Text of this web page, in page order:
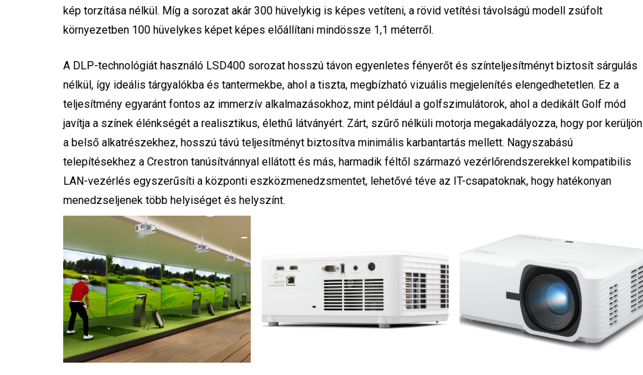
kép torzítása nélkül. Míg a sorozat akár 300 hüvelykig is képes vetíteni, a rövid vetítési távolságú modell zsúfolt
környezetben 100 hüvelykes képet képes előállítani mindössze 1,1 méterről.
A DLP-technológiát használó LSD400 sorozat hosszú távon egyenletes fényerőt és színteljesítményt biztosít sárgulás
nélkül, így ideális tárgyalókba és tantermekbe, ahol a tiszta, megbízható vizuális megjelenítés elengedhetetlen. Ez a
teljesítmény egyaránt fontos az immerzív alkalmazásokhoz, mint például a golfszimulátorok, ahol a dedikált Golf mód
javítja a színek élénkségét a realisztikus, élethű látványért. Zárt, szűrő nélküli motorja megakadályozza, hogy por kerüljön
a belső alkatrészekhez, hosszú távú teljesítményt biztosítva minimális karbantartás mellett. Nagyszabású
telepítésekhez a Crestron tanúsítvánnyal ellátott és más, harmadik féltől származó vezérlőrendszerekkel kompatibilis
LAN-vezérlés egyszerűsíti a központi eszközmenedzsmentet, lehetővé téve az IT-csapatoknak, hogy hatékonyan
menedzseljenek több helyiséget és helyszínt.